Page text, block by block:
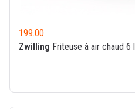
199.00
Zwilling Friteuse à air chaud 6 l